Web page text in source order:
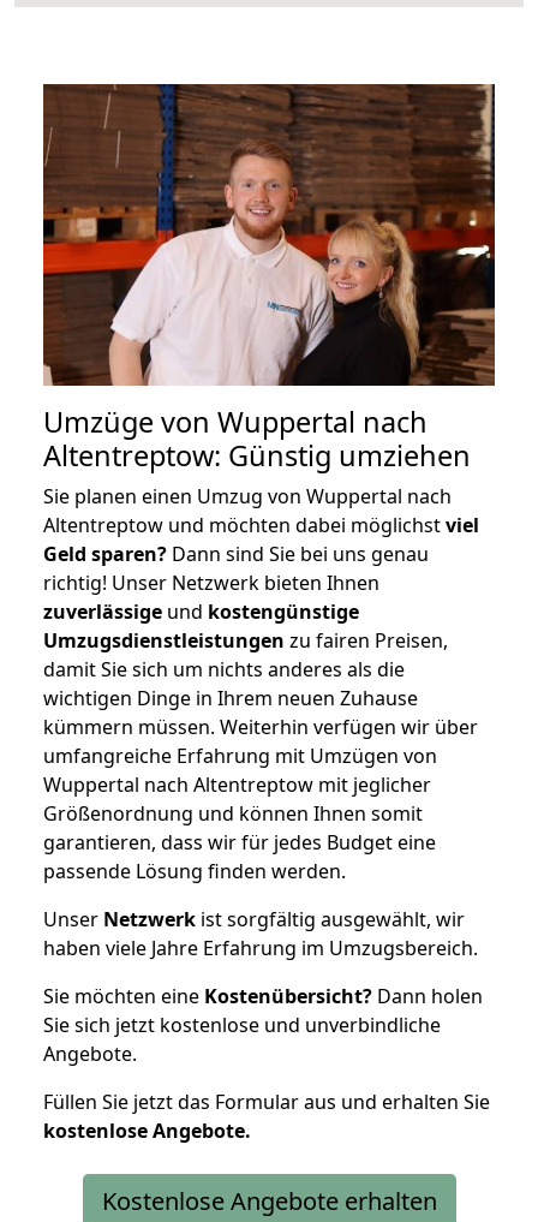
Umzüge von Wuppertal nach
Altentreptow: Günstig umziehen
Sie planen einen Umzug von Wuppertal nach
Altentreptow und möchten dabei möglichstviel
Geld sparen? Dann sind Sie bei uns genau
richtig! Unser Netzwerk bieten Ihnen
zuverlässige und kostengünstige
Umzugsdienstleistungen zu fairen Preisen,
damit Sie sich um nichts anderes als die
wichtigen Dinge in Ihrem neuen Zuhause
kümmern müssen. Weiterhin verfügen wir über
umfangreiche Erfahrung mit Umzügen von
Wuppertal nach Altentreptow mit jeglicher
Größenordnung und können Ihnen somit
garantieren, dass wir für jedes Budget eine
passende Lösung finden werden.
Unser Netzwerk ist sorgfältig ausgewählt, wir
haben viele Jahre Erfahrung im Umzugsbereich.
Sie möchten eine Kostenübersicht? Dann holen
Sie sich jetzt kostenlose und unverbindliche
Angebote.
Füllen Sie jetzt das Formular aus und erhalten Sie
kostenloseAngebote.
Kostenlose Angebote erhalten